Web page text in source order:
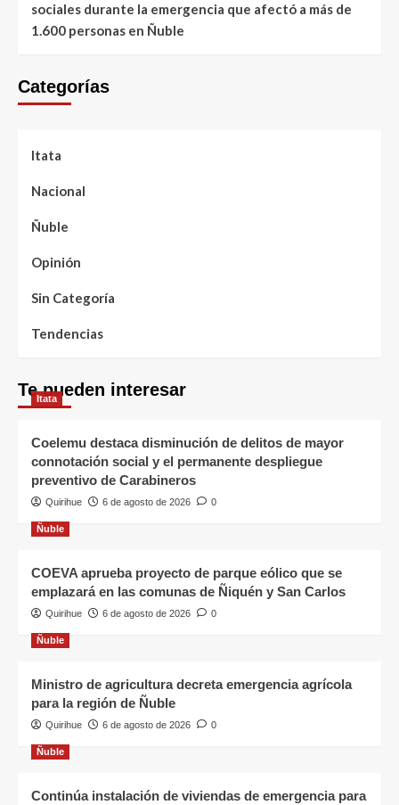
sociales durante la emergencia que afectó a más de
1.600 personas en Ñuble
Categorías
Itata
Nacional
Ñuble
Opinión
Sin Categoría
Tendencias
Te pueden interesar
Itata
Coelemu destaca disminución de delitos de mayor
connotación social y el permanente despliegue
preventivo de Carabineros
Quirihue 6 de agosto de 2026 0
Ñuble
COEVA aprueba proyecto de parque eólico que se
emplazará en las comunas de Ñiquén y San Carlos
Quirihue 6 de agosto de 2026 0
Ñuble
Ministro de agricultura decreta emergencia agrícola
para la región de Ñuble
Quirihue 6 de agosto de 2026 0
Ñuble
Continúa instalación de viviendas de emergencia para